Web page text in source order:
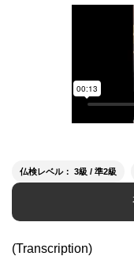
仏検レベル： 3級 / 準2級
(Transcription)